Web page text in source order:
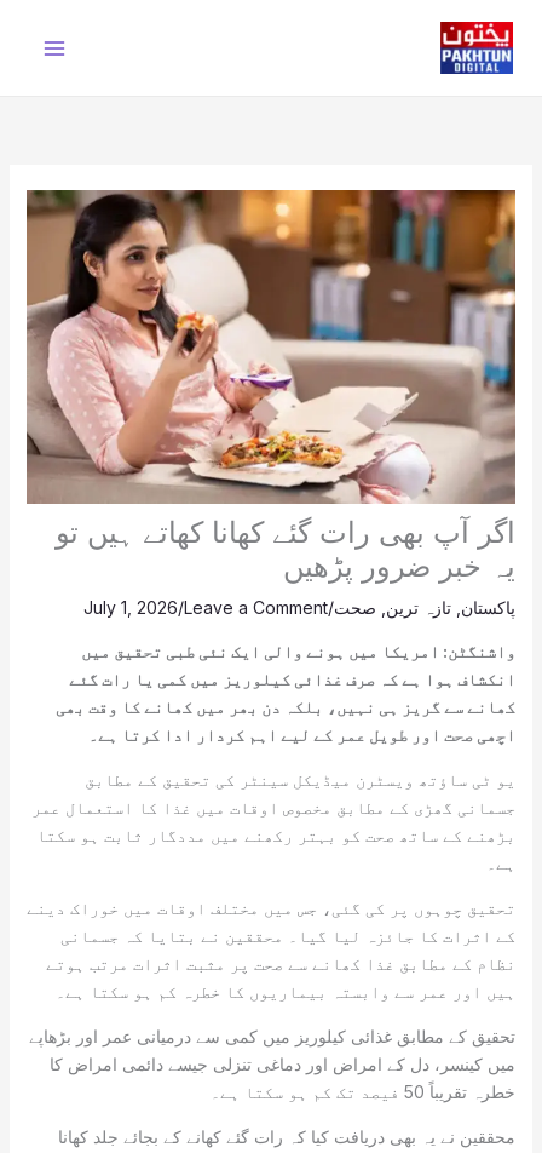
content
اگر آپ بھی رات گئے کھانا کھاتے ہیں تو
یہ خبر ضرور پڑھیں
پاکستان تازہ ترین صحت/
Leave a Comment
/
July 1, 2026
واشنگٹن: امریکا میں ہونے والی ایک نئی طبی تحقیق میں
انکشاف ہوا ہے کہ صرف غذائی کیلوریز میں کمی یا رات گئے
کھانے سے گریز ہی نہیں، بلکہ دن بھر میں کھانے کا وقت بھی
اچھی صحت اور طویل عمر کے لیے اہم کردار ادا کرتا ہے۔
یو ٹی ساؤتھ ویسٹرن میڈیکل سینٹر کی تحقیق کے مطابق
جسمانی گھڑی کے مطابق مخصوص اوقات میں غذا کا استعمال عمر
بڑھنے کے ساتھ صحت کو بہتر رکھنے میں مددگار ثابت ہو سکتا
ہے۔
تحقیق چوہوں پر کی گئی، جس میں مختلف اوقات میں خوراک دینے
کے اثرات کا جائزہ لیا گیا۔ محققین نے بتایا کہ جسمانی
نظام کے مطابق غذا کھانے سے صحت پر مثبت اثرات مرتب ہوتے
ہیں اور عمر سے وابستہ بیماریوں کا خطرہ کم ہو سکتا ہے۔
تحقیق کے مطابق غذائی کیلوریز میں کمی سے درمیانی عمر اور بڑھاپے
میں کینسر، دل کے امراض اور دماغی تنزلی جیسے دائمی امراض کا
خطرہ تقریباً 50 فیصد تک کم ہو سکتا ہے۔
محققین نے یہ بھی دریافت کیا کہ رات گئے کھانے کے بجائے جلد کھانا